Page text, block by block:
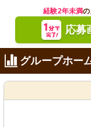
経験2年未満
応募
グループホー